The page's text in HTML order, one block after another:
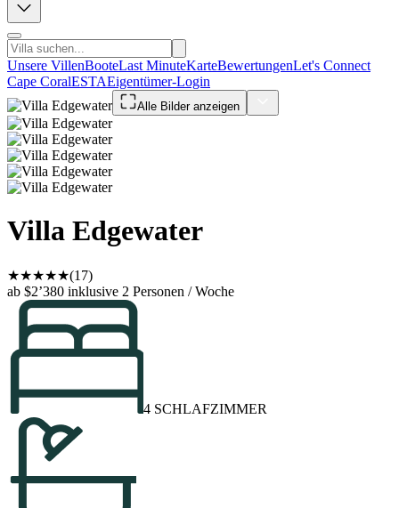
Unsere VillenBooteLast MinuteKarteBewertungenLet's Connect
Cape CoralESTAEigentümer-Login
Alle Bilder anzeigen
Villa Edgewater
★★★★★(17)
ab $2’380 inklusive 2 Personen / Woche
4 SCHLAFZIMMER